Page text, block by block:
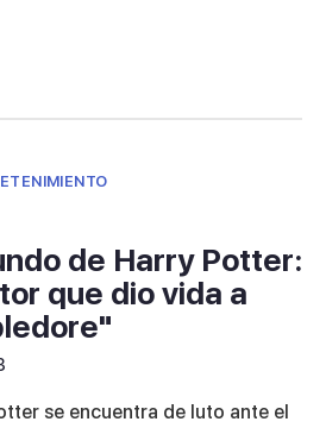
de Harry Potter:
que dio vida a
se encuentra de luto ante el